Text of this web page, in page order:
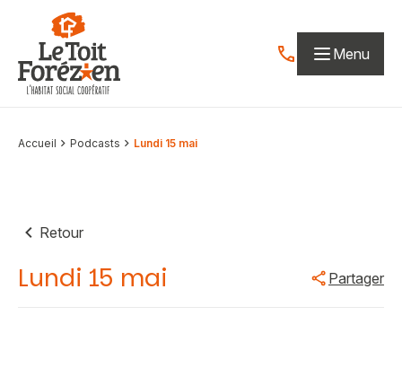
Aller au contenu
Contactez-nous
Menu
Accueil Podcasts Lundi 15 mai
Retour
Lundi 15 mai Partager